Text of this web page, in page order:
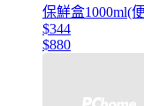
保鮮盒1000ml(
$344
$880